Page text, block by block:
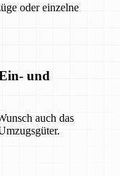
oder einzelne
und
auch das